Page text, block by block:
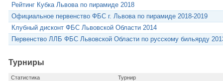
Рейтинг Кубка Львова по пирамиде 2018
Официальное первенство ФБС г. Львова по пирамиде 2018-2019
Клубный дисконт ФБС Львовской Области 2014
Первенство ЛЛБ ФБС Львовской Области по русскому бильярду
Турниры
Статистика Турнир